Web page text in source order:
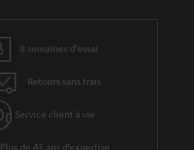
8 semaines d'essai
Retours sans frais
Service client à vie
Plus de 45 ans d'expertise